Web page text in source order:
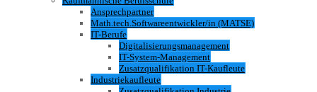
Ansprechpartner
Math.tech.Softwareentwickler/in (MATSE)
IT-Berufe
Digitalisierungsmanagement
IT-System-Management
Zusatzqualifikation IT-Kaufleute
Industriekaufleute